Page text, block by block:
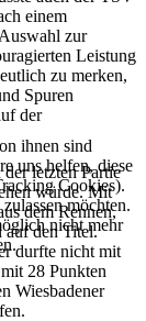
einem
zur
Leistung
zu merken,
Spuren
der
letzten Partie
würde. Mit
dem Rennen,
auf den Titel.
durfte nicht mit
28 Punkten
Wiesbadener
ihnen sind
uns helfen, diese
Cookies).
möchten.
nicht mehr